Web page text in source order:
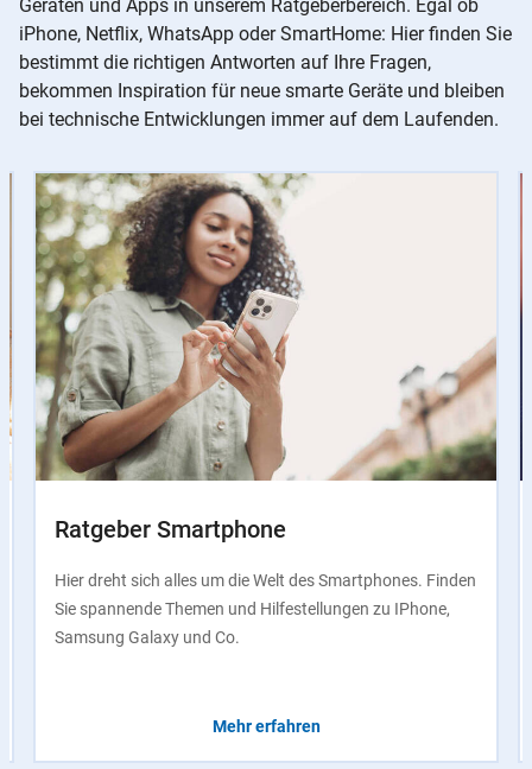
Geräten und Apps in unserem Ratgeberbereich. Egal ob
iPhone, Netflix, WhatsApp oder SmartHome: Hier finden Sie
bestimmt die richtigen Antworten auf Ihre Fragen,
bekommen Inspiration für neue smarte Geräte und bleiben
bei technische Entwicklungen immer auf dem Laufenden.
Instructions
Ratgeber Smartphone
Hier dreht sich alles um die Welt des Smartphones. Finden
Sie spannende Themen und Hilfestellungen zu IPhone,
Samsung Galaxy und Co.
Mehr erfahren